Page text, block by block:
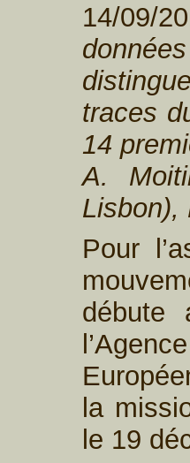
14/09/
traces
14
A.
Lisbon),
Pour
débute
la
le 19